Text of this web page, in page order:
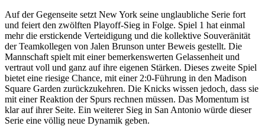
Auf der Gegenseite setzt New York seine unglaubliche Serie fort
und feiert den zwölften Playoff-Sieg in Folge. Spiel 1 hat einmal
mehr die erstickende Verteidigung und die kollektive Souveränität
der Teamkollegen von Jalen Brunson unter Beweis gestellt. Die
Mannschaft spielt mit einer bemerkenswerten Gelassenheit und
vertraut voll und ganz auf ihre eigenen Stärken. Dieses zweite Spiel
bietet eine riesige Chance, mit einer 2:0-Führung in den Madison
Square Garden zurückzukehren. Die Knicks wissen jedoch, dass sie
mit einer Reaktion der Spurs rechnen müssen. Das Momentum ist
klar auf ihrer Seite. Ein weiterer Sieg in San Antonio würde dieser
Serie eine völlig neue Dynamik geben.